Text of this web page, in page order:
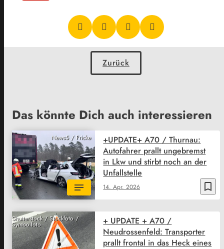
Zurück
Das könnte Dich auch interessieren
News5 / Fricke
bookmark_border
14. Apr. 2026
+UPDATE+ A70 / Thurnau:
Autofahrer prallt ungebremst
in Lkw und stirbt noch an der
Unfallstelle
Shutterstock / Stockfoto /
Symbolfoto
+ UPDATE + A70 /
Neudrossenfeld: Transporter
prallt frontal in das Heck eines